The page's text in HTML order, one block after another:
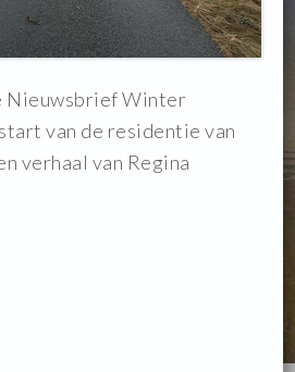
Nieuwsbrief Winter
van de residentie van
verhaal van Regina